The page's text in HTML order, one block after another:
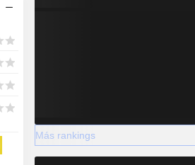
Más rankings